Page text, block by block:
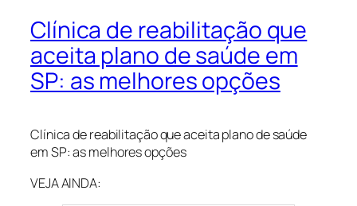
Clínica de reabilitação que
aceita plano de saúde em
SP: as melhores opções
Clínica de reabilitação que aceita plano de saúde
em SP: as melhores opções
VEJA AINDA: